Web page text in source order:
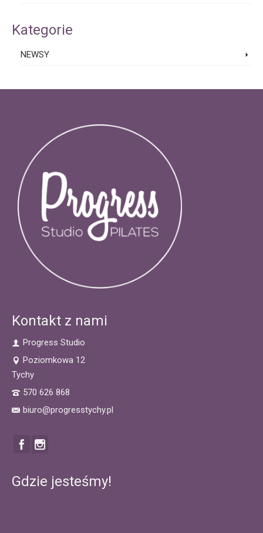
Kategorie
NEWSY
Kontakt z nami
Progress Studio
Poziomkowa 12
Tychy
570 626 868
biuro@progresstychy.pl
Gdzie jesteśmy!